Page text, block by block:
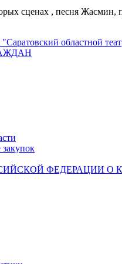
сценах , песня Жасмин,
областной
ФЕДЕРАЦИИ О